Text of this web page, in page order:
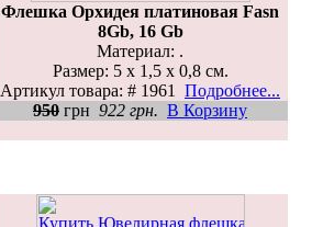
Флешка Орхидея платиновая Fasn
8Gb, 16 Gb
Материал: .
Размер: 5 x 1,5 x 0,8 см.
Артикул товара: # 1961 Подробнее...
950 грн 922 грн. В Корзину